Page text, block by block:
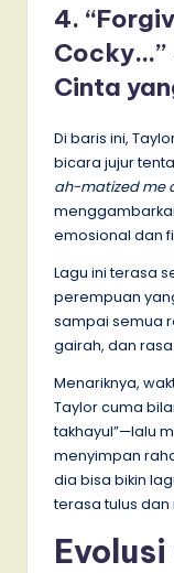
4.
Cocky…”
Cinta
Di baris ini,
bicara jujur
ah-matized me
emosional dan
Lagu ini terasa
perempuan
sampai semua
gairah, dan rasa
Menariknya,
Taylor cuma
takhayul”—lalu
menyimpan
dia bisa bikin
terasa tulus dan